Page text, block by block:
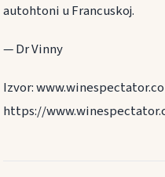
autohtoni u Francuskoj.
— Dr Vinny
Izvor:
https://